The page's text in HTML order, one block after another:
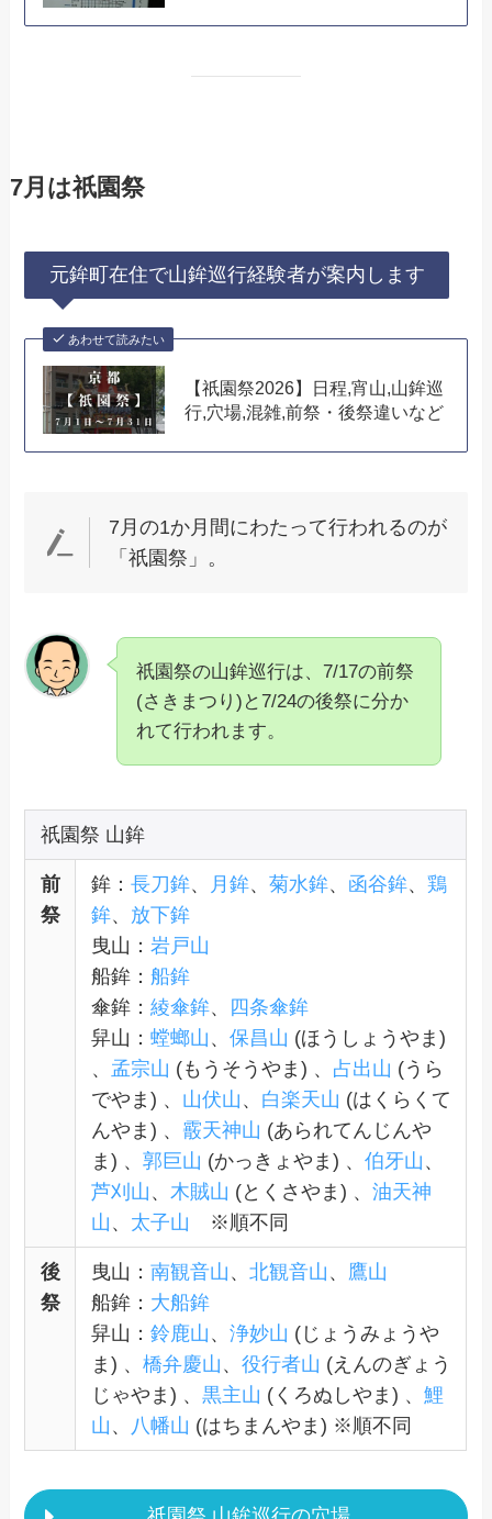
7月は祇園祭
元鉾町在住で山鉾巡行経験者が案内します
あわせて読みたい
【祇園祭2026】日程,宵山,山鉾巡
行,穴場,混雑,前祭・後祭違いなど
7月の1か月間にわたって行われるのが
「祇園祭」。
祇園祭の山鉾巡行は、7/17の前祭
(さきまつり)と7/24の後祭に分か
れて行われます。
祇園祭 山鉾
前
祭
鉾： 長刀鉾、 月鉾、 菊水鉾、 函谷鉾、 鶏
鉾、 放下鉾
曳山： 岩戸山
船鉾： 船鉾
傘鉾： 綾傘鉾、
四条傘鉾
舁山： 螳螂山 、 保昌山 (ほうしょうやま)
、 孟宗山 (もうそうやま) 、 占出山 (うら
でやま) 、 山伏山 、 白楽天山 (はくらくて
んやま) 、 霰天神山 (あられてんじんや
ま) 、 郭巨山 (かっきょやま) 、 伯牙山 、
芦刈山 、 木賊山 (とくさやま) 、 油天神
山 、 太子山 ※順不同
後
祭
曳山： 南観音山 、 北観音山 、 鷹山
船鉾： 大船鉾
舁山： 鈴鹿山 、 浄妙山 (じょうみょうや
ま) 、 橋弁慶山 、 役行者山 (えんのぎょう
じゃやま) 、 黒主山 (くろぬしやま) 、 鯉
山 、 八幡山 (はちまんやま) ※順不同